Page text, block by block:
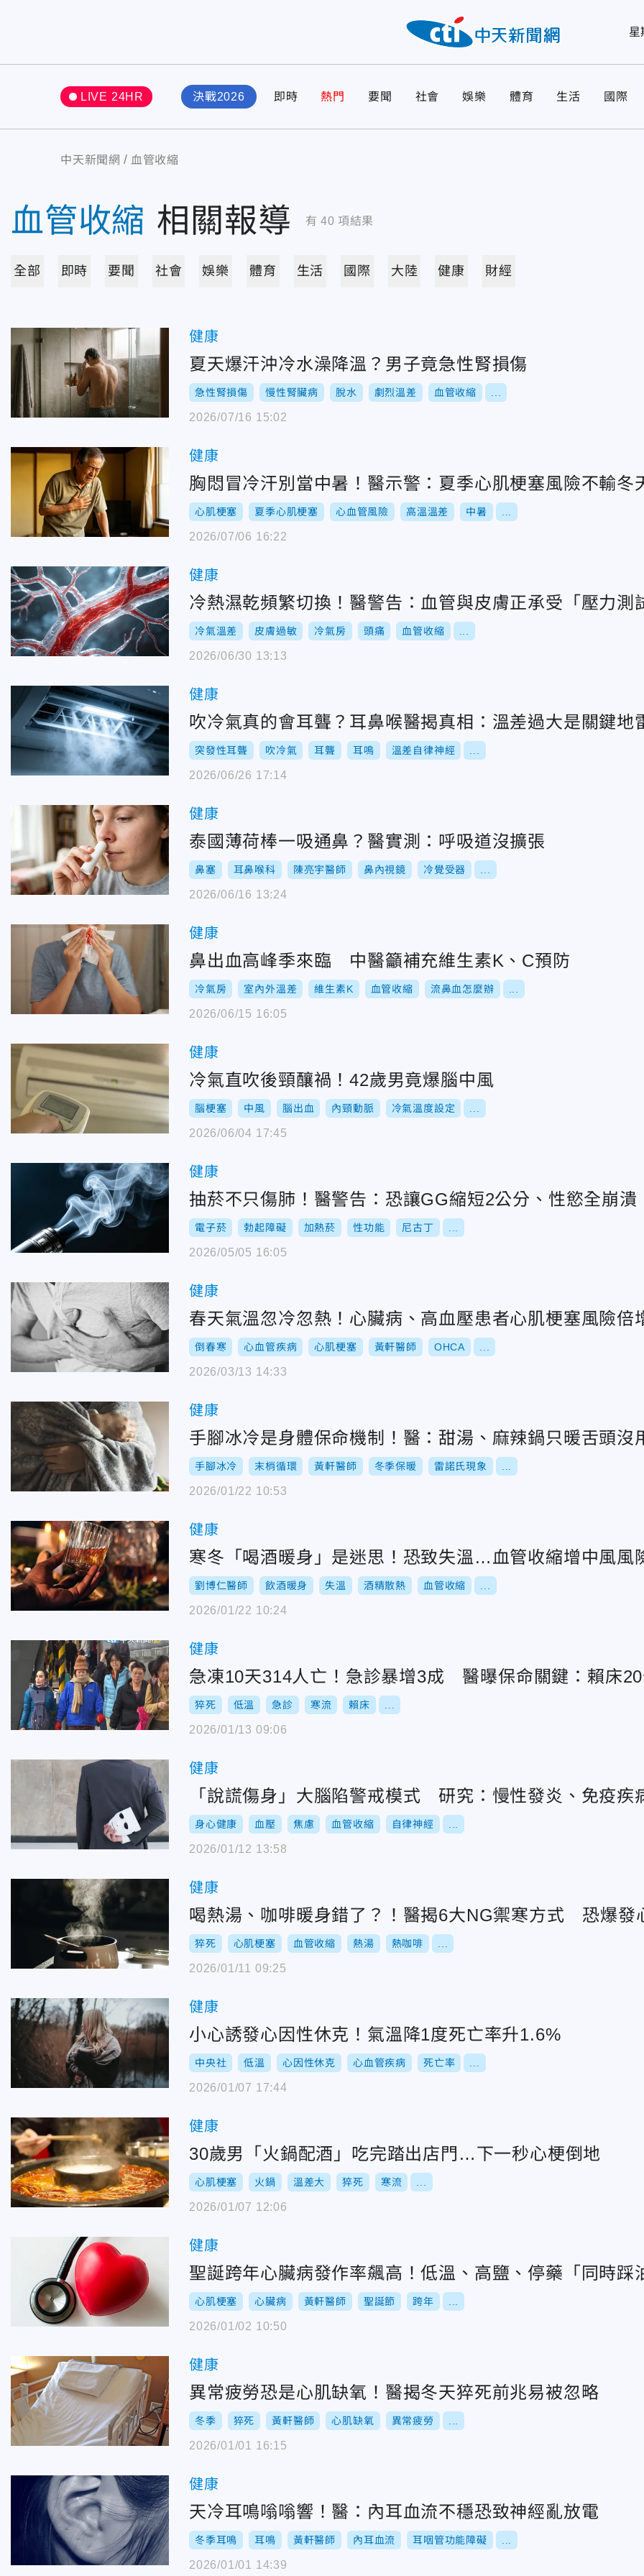
星
LIVE 24HR 決戰2026 即時 熱門 要聞 社會 娛樂 體育 生活 國際
中天新聞網 血管收縮
血管收縮 相關報導 有 40 項結果
全部 即時 要聞 社會 娛樂 體育 生活 國際 大陸 健康 財經
健康
夏天爆汗沖冷水澡降溫？男子竟急性腎損傷
急性腎損傷 慢性腎臟病 脫水 劇烈溫差 血管收縮
2026/07/16 15:02
健康
胸悶冒冷汗別當中暑！醫示警：夏季心肌梗塞風險不輸冬
心肌梗塞 夏季心肌梗塞 心血管風險 高溫溫差 中暑
2026/07/06 16:22
健康
冷熱濕乾頻繁切換！醫警告：血管與皮膚正承受「壓力測
冷氣溫差 皮膚過敏 冷氣房 頭痛 血管收縮
2026/06/30 13:13
健康
吹冷氣真的會耳聾？耳鼻喉醫揭真相：溫差過大是關鍵地
突發性耳聾 吹冷氣 耳聾 耳鳴 溫差自律神經
2026/06/26 17:14
健康
泰國薄荷棒一吸通鼻？醫實測：呼吸道沒擴張
鼻塞 耳鼻喉科 陳亮宇醫師 鼻內視鏡 冷覺受器
2026/06/16 13:24
健康
鼻出血高峰季來臨 中醫籲補充維生素K、C預防
冷氣房 室內外溫差 維生素K 血管收縮 流鼻血怎麼辦
2026/06/15 16:05
健康
冷氣直吹後頸釀禍！42歲男竟爆腦中風
腦梗塞 中風 腦出血 內頸動脈 冷氣溫度設定
2026/06/04 17:45
健康
抽菸不只傷肺！醫警告：恐讓GG縮短2公分、性慾全崩潰
電子菸 勃起障礙 加熱菸 性功能 尼古丁
2026/05/05 16:05
健康
春天氣溫忽冷忽熱！心臟病、高血壓患者心肌梗塞風險倍
倒春寒 心血管疾病 心肌梗塞 黃軒醫師 OHCA
2026/03/13 14:33
健康
手腳冰冷是身體保命機制！醫：甜湯、麻辣鍋只暖舌頭沒
手腳冰冷 末梢循環 黃軒醫師 冬季保暖 雷諾氏現象
2026/01/22 10:53
健康
寒冬「喝酒暖身」是迷思！恐致失溫…血管收縮增中風風
劉博仁醫師 飲酒暖身 失溫 酒精散熱 血管收縮
2026/01/22 10:24
健康
急凍10天314人亡！急診暴增3成 醫曝保命關鍵：賴床
猝死 低溫 急診 寒流 賴床
2026/01/13 09:06
健康
「說謊傷身」大腦陷警戒模式 研究：慢性發炎、免疫疾
身心健康 血壓 焦慮 血管收縮 自律神經
2026/01/12 13:58
健康
喝熱湯、咖啡暖身錯了？！醫揭6大NG禦寒方式 恐爆發
猝死 心肌梗塞 血管收縮 熱湯 熱咖啡
2026/01/11 09:25
健康
小心誘發心因性休克！氣溫降1度死亡率升1.6%
中央社 低溫 心因性休克 心血管疾病 死亡率
2026/01/07 17:44
健康
30歲男「火鍋配酒」吃完踏出店門…下一秒心梗倒地
心肌梗塞 火鍋 溫差大 猝死 寒流
2026/01/07 12:06
健康
聖誕跨年心臟病發作率飆高！低溫、高鹽、停藥「同時踩
心肌梗塞 心臟病 黃軒醫師 聖誕節 跨年
2026/01/02 10:50
健康
異常疲勞恐是心肌缺氧！醫揭冬天猝死前兆易被忽略
冬季 猝死 黃軒醫師 心肌缺氧 異常疲勞
2026/01/01 16:15
健康
天冷耳鳴嗡嗡響！醫：內耳血流不穩恐致神經亂放電
冬季耳鳴 耳鳴 黃軒醫師 內耳血流 耳咽管功能障礙
2026/01/01 14:39